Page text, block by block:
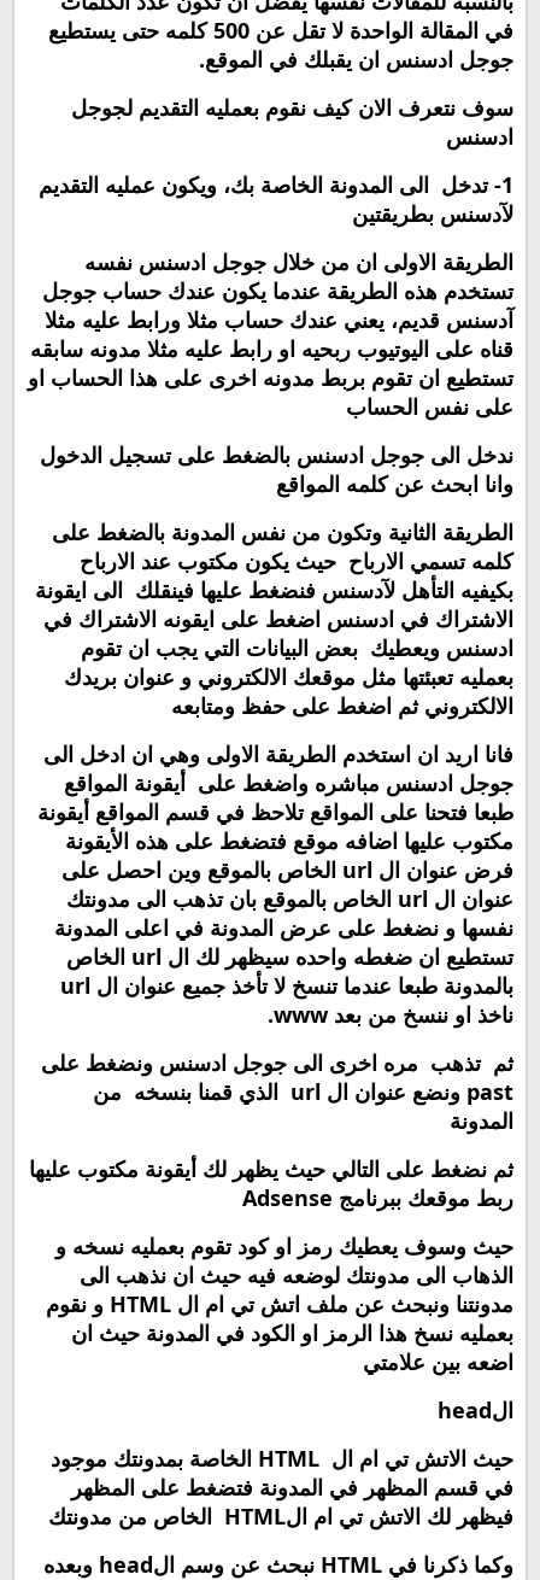
في المقالة الواحدة لا تقل عن 500 كلمه حتى يستطيع
جوجل ادسنس ان يقبلك في الموقع.
سوف نتعرف الان كيف نقوم بعمليه التقديم لجوجل
ادسنس
1- تدخل الى المدونة الخاصة بك، ويكون عمليه التقديم
لآدسنس بطريقتين
الطريقة الاولى ان من خلال جوجل ادسنس نفسه
تستخدم هذه الطريقة عندما يكون عندك حساب جوجل
آدسنس قديم، يعني عندك حساب مثلا ورابط عليه مثلا
قناه على اليوتيوب ربحيه او رابط عليه مثلا مدونه سابقه
تستطيع ان تقوم بربط مدونه اخرى على هذا الحساب او
على نفس الحساب
ندخل الى جوجل ادسنس بالضغط على تسجيل الدخول
وانا ابحث عن كلمه المواقع
الطريقة الثانية وتكون من نفس المدونة بالضغط على
كلمه تسمي الارباح حيث يكون مكتوب عند الارباح
بكيفيه التأهل لآدسنس فنضغط عليها فينقلك الى ايقونة
الاشتراك في ادسنس اضغط على ايقونه الاشتراك في
ادسنس ويعطيك بعض البيانات التي يجب ان تقوم
بعمليه تعبئتها مثل موقعك الالكتروني و عنوان بريدك
الالكتروني ثم اضغط على حفظ ومتابعه
فانا اريد ان استخدم الطريقة الاولى وهي ان ادخل الى
جوجل ادسنس مباشره واضغط على أيقونة المواقع
طبعا فتحنا على المواقع تلاحظ في قسم المواقع أيقونة
مكتوب عليها اضافه موقع فتضغط على هذه الأيقونة
فرض عنوان ال url الخاص بالموقع وين احصل على
عنوان ال url الخاص بالموقع بان تذهب الى مدونتك
نفسها و نضغط على عرض المدونة في اعلى المدونة
تستطيع ان ضغطه واحده سيظهر لك ال url الخاص
بالمدونة طبعا عندما تنسخ لا تأخذ جميع عنوان ال url
ناخذ او ننسخ من بعدwww
.
ثم تذهب مره اخرى الى جوجل ادسنس ونضغط على
past ونضع عنوان ال url الذي قمنا بنسخه من
المدونة
ثم نضغط على التالي حيث يظهر لك أيقونة مكتوب عليها
ربط موقعك ببرنامج Adsense
حيث وسوف يعطيك رمز او كود تقوم بعمليه نسخه و
الذهاب الى مدونتك لوضعه فيه حيث ان نذهب الى
مدونتنا ونبحث عن ملف اتش تي ام ال HTML و نقوم
بعمليه نسخ هذا الرمز او الكود في المدونة حيث ان
اضعه بين علامتي
الhead
حيث الاتش تي ام ال HTML الخاصة بمدونتك موجود
في قسم المظهر في المدونة فتضغط على المظهر
فيظهر لك الاتش تي ام الHTML الخاص من مدونتك
وكما ذكرنا في HTML نبحث عن وسم الhead وبعده